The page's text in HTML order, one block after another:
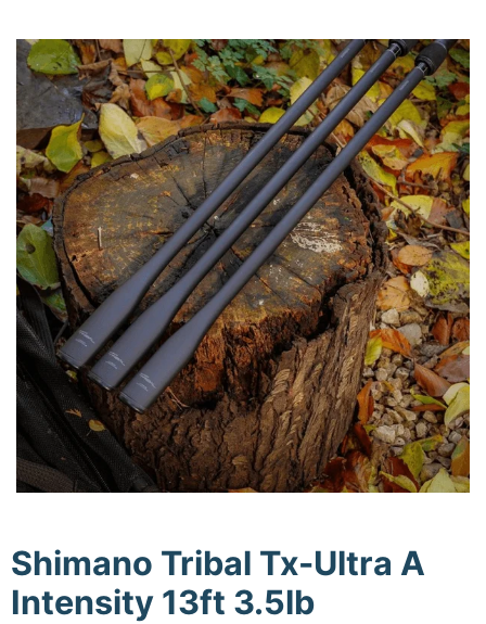
Shimano Tribal Tx-Ultra A
Intensity 13ft 3.5lb